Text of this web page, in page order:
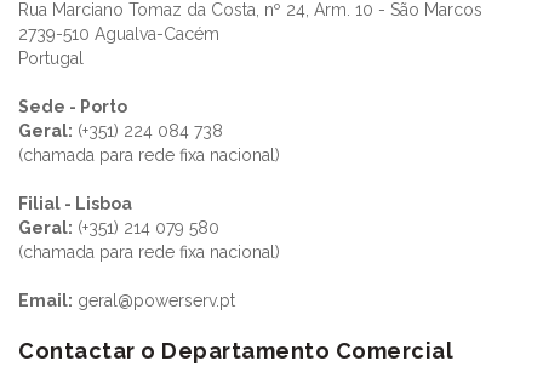
Rua Marciano Tomaz da Costa, nº 24, Arm. 10 - São Marcos
2739-510 Agualva-Cacém
Portugal
Sede - Porto
Geral: (+351) 224 084 738
(chamada para rede fixa nacional)
Filial - Lisboa
Geral: (+351) 214 079 580
(chamada para rede fixa nacional)
Email: geral@powerserv.pt
Contactar o Departamento Comercial